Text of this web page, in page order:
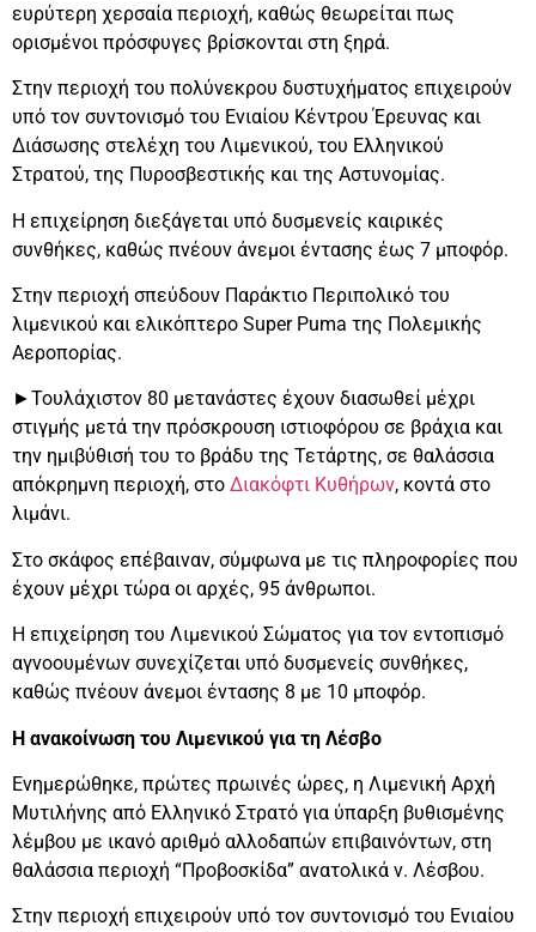
ευρύτερη χερσαία περιοχή, καθώς θεωρείται πως
ορισμένοι πρόσφυγες βρίσκονται στη ξηρά.
Στην περιοχή του πολύνεκρου δυστυχήματος επιχειρούν
υπό τον συντονισμό του Ενιαίου Κέντρου Έρευνας και
Διάσωσης στελέχη του Λιμενικού, του Ελληνικού
Στρατού, της Πυροσβεστικής και της Αστυνομίας.
Η επιχείρηση διεξάγεται υπό δυσμενείς καιρικές
συνθήκες, καθώς πνέουν άνεμοι έντασης έως 7 μποφόρ.
Στην περιοχή σπεύδουν Παράκτιο Περιπολικό του
λιμενικού και ελικόπτερο Super Puma της Πολεμικής
Αεροπορίας.
►Τουλάχιστον 80 μετανάστες έχουν διασωθεί μέχρι
στιγμής μετά την πρόσκρουση ιστιοφόρου σε βράχια και
την ημιβύθισή του το βράδυ της Τετάρτης, σε θαλάσσια
απόκρημνη περιοχή, στο Διακόφτι Κυθήρων, κοντά στο
λιμάνι.
Στο σκάφος επέβαιναν, σύμφωνα με τις πληροφορίες που
έχουν μέχρι τώρα οι αρχές, 95 άνθρωποι.
Η επιχείρηση του Λιμενικού Σώματος για τον εντοπισμό
αγνοουμένων συνεχίζεται υπό δυσμενείς συνθήκες,
καθώς πνέουν άνεμοι έντασης 8 με 10 μποφόρ.
Η ανακοίνωση του Λιμενικού για τη Λέσβο
Ενημερώθηκε, πρώτες πρωινές ώρες, η Λιμενική Αρχή
Μυτιλήνης από Ελληνικό Στρατό για ύπαρξη βυθισμένης
λέμβου με ικανό αριθμό αλλοδαπών επιβαινόντων, στη
θαλάσσια περιοχή “Προβοσκίδα” ανατολικά ν. Λέσβου.
Στην περιοχή επιχειρούν υπό τον συντονισμό του Ενιαίου